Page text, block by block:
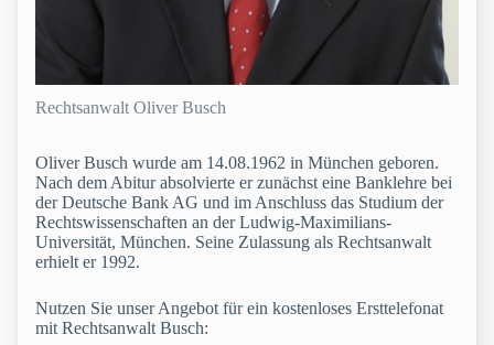
Rechtsanwalt Oliver Busch
Oliver Busch wurde am 14.08.1962 in München geboren.
Nach dem Abitur absolvierte er zunächst eine Banklehre bei
der Deutsche Bank AG und im Anschluss das Studium der
Rechtswissenschaften an der Ludwig-Maximilians-
Universität, München. Seine Zulassung als Rechtsanwalt
erhielt er 1992.
Nutzen Sie unser Angebot für ein kostenloses Ersttelefonat
mit Rechtsanwalt Busch: